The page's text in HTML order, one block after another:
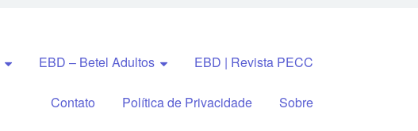
EBD – Betel Adultos EBD | Revista PECC
Contato Política de Privacidade Sobre